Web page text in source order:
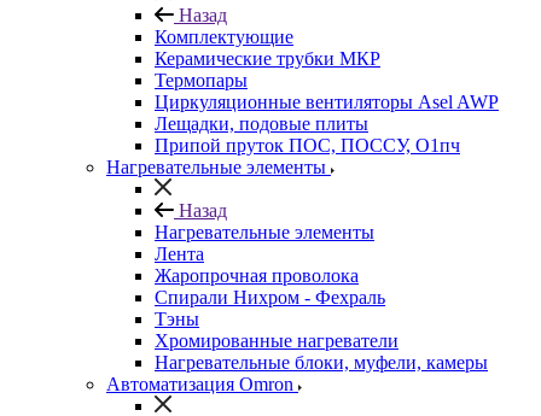
Назад
Комплектующие
Керамические трубки МКР
Термопары
Циркуляционные вентиляторы Asel AWP
Лещадки, подовые плиты
Припой пруток ПОС, ПОССУ, О1пч
Нагревательные элементы
Назад
Нагревательные элементы
Лента
Жаропрочная проволока
Спирали Нихром - Фехраль
Тэны
Хромированные нагреватели
Нагревательные блоки, муфели, камеры
Автоматизация Omron